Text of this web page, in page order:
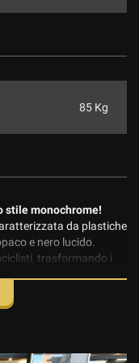
85 Kg
stile monochrome!
da plastiche
e nero lucido.
trasformando i
ma al contempo